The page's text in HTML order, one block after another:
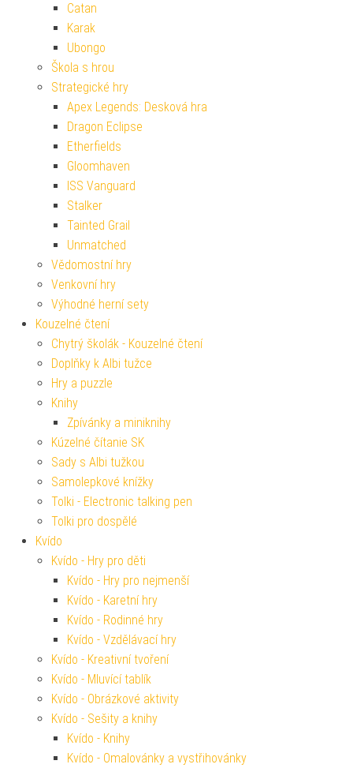
Catan
Karak
Ubongo
Škola s hrou
Strategické hry
Apex Legends: Desková hra
Dragon Eclipse
Etherfields
Gloomhaven
ISS Vanguard
Stalker
Tainted Grail
Unmatched
Vědomostní hry
Venkovní hry
Výhodné herní sety
Kouzelné čtení
Chytrý školák - Kouzelné čtení
Doplňky k Albi tužce
Hry a puzzle
Knihy
Zpívánky a miniknihy
Kúzelné čítanie SK
Sady s Albi tužkou
Samolepkové knížky
Tolki - Electronic talking pen
Tolki pro dospělé
Kvído
Kvído - Hry pro děti
Kvído - Hry pro nejmenší
Kvído - Karetní hry
Kvído - Rodinné hry
Kvído - Vzdělávací hry
Kvído - Kreativní tvoření
Kvído - Mluvící tablík
Kvído - Obrázkové aktivity
Kvído - Sešity a knihy
Kvído - Knihy
Kvído - Omalovánky a vystřihovánky